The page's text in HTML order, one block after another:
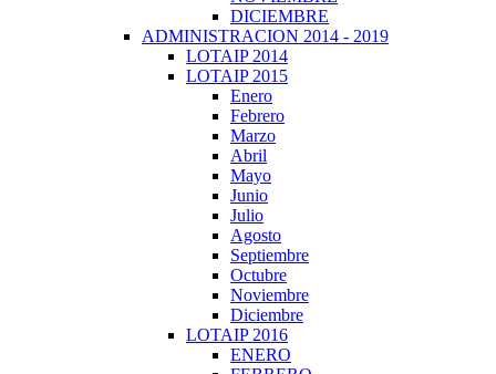
DICIEMBRE
ADMINISTRACION 2014 - 2019
LOTAIP 2014
LOTAIP 2015
Enero
Febrero
Marzo
Abril
Mayo
Junio
Julio
Agosto
Septiembre
Octubre
Noviembre
Diciembre
LOTAIP 2016
ENERO